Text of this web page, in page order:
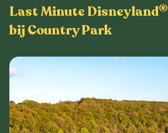
Last Minute Disneyland®
bij Country Park